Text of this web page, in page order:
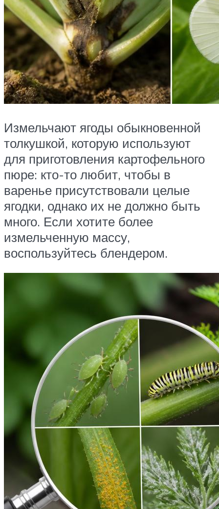
Измельчают ягоды обыкновенной
толкушкой, которую используют
для приготовления картофельного
пюре: кто-то любит, чтобы в
варенье присутствовали целые
ягодки, однако их не должно быть
много. Если хотите более
измельченную массу,
воспользуйтесь блендером.